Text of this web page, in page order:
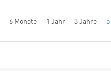
6 Monate 1 Jahr 3 Jahre